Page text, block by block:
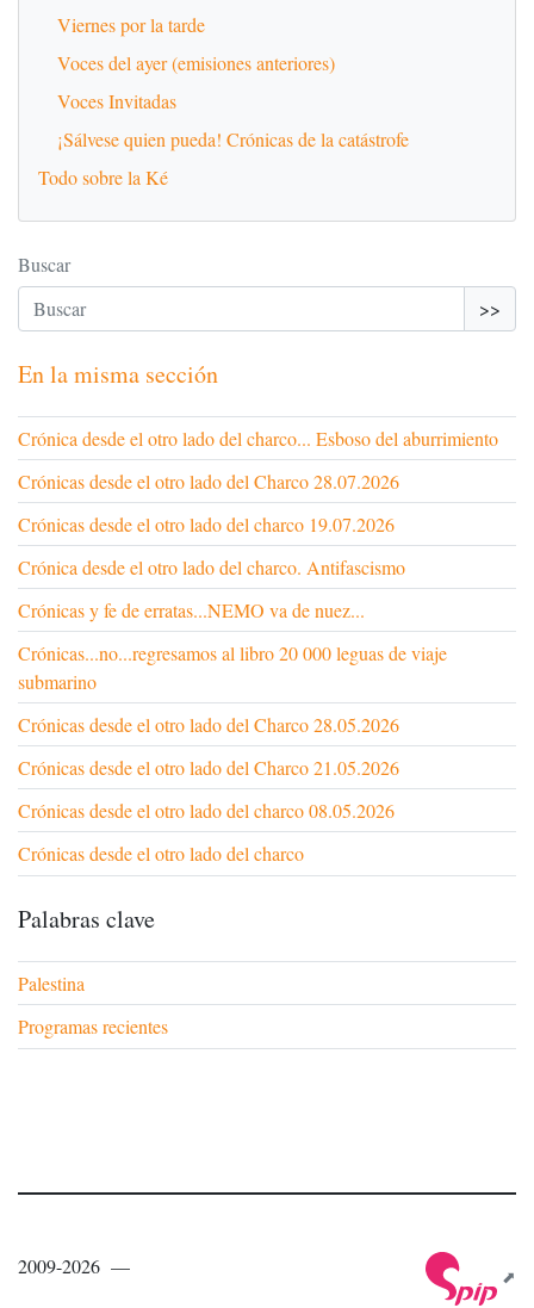
Viernes por la tarde
Voces del ayer (emisiones anteriores)
Voces Invitadas
¡Sálvese quien pueda! Crónicas de la catástrofe
Todo sobre la Ké
Buscar
>>
En la misma sección
Crónica desde el otro lado del charco... Esboso del aburrimiento
Crónicas desde el otro lado del Charco 28.07.2026
Crónicas desde el otro lado del charco 19.07.2026
Crónica desde el otro lado del charco. Antifascismo
Crónicas y fe de erratas...NEMO va de nuez...
Crónicas...no...regresamos al libro 20 000 leguas de viaje
submarino
Crónicas desde el otro lado del Charco 28.05.2026
Crónicas desde el otro lado del Charco 21.05.2026
Crónicas desde el otro lado del charco 08.05.2026
Crónicas desde el otro lado del charco
Palabras clave
Palestina
Programas recientes
2009-2026 —